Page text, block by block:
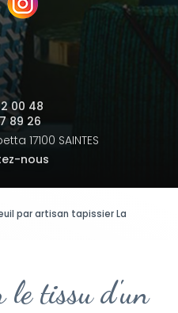
00 48
89 26
17100 SAINTES
nous
par artisan tapissier La
le tissu d'un